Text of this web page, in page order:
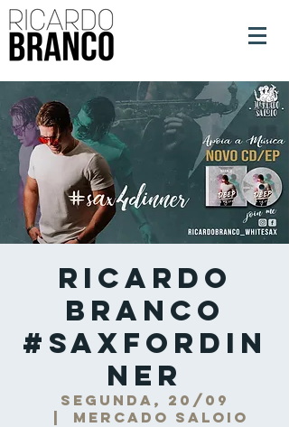
Ricardo
Branco
#SaxForDin
ner
segunda, 20/09
Mercado Saloio